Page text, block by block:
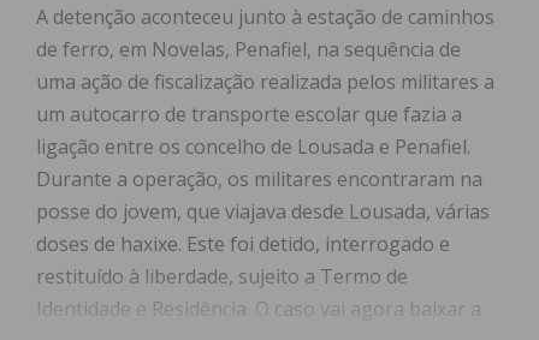
A detenção aconteceu junto à estação de caminhos
de ferro, em Novelas, Penafiel, na sequência de
uma ação de fiscalização realizada pelos militares a
um autocarro de transporte escolar que fazia a
ligação entre os concelho de Lousada e Penafiel.
Durante a operação, os militares encontraram na
posse do jovem, que viajava desde Lousada, várias
doses de haxixe. Este foi detido, interrogado e
restituído à liberdade, sujeito a Termo de
Identidade e Residência. O caso vai agora baixar a